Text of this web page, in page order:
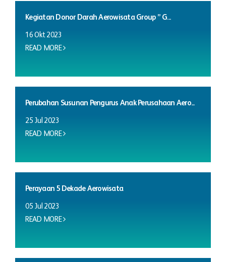
Kegiatan Donor Darah Aerowisata Group ” G...
16 Okt 2023
READ MORE
Perubahan Susunan Pengurus Anak Perusahaan Aero...
25 Jul 2023
READ MORE
Perayaan 5 Dekade Aerowisata
05 Jul 2023
READ MORE